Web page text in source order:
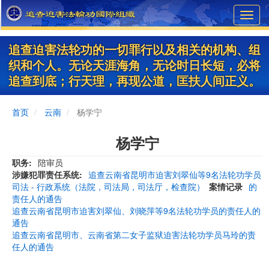
Skip
to
main
content
追查迫害法轮功的一切罪行以及相关的机构、组
织和个人。无论天涯海角，无论时日长短，必将
追查到底；行天理，再现公道，匡扶人间正义。
首页 云南 杨学宁
杨学宁
职务
陪审员
涉嫌犯罪责任系统
司法 - 行政系统（法院，司法局，司法厅，检查院）
案情记录
追查云南省昆明市迫害刘翠仙等9名法轮功学员
的
责任人的通告
追查云南省昆明市迫害刘翠仙、刘晓萍等9名法轮功学员的责任人的
通告
追查云南省昆明市、云南省第二女子监狱迫害法轮功学员马玲的责
任人的通告